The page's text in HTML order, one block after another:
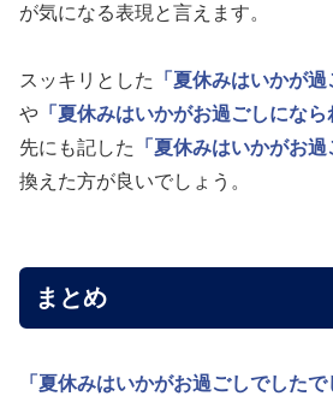
が気になる表現と言えます。
スッキリとした
「夏休みはいかが
や 「夏休みはいかがお過ごしになら
先にも記した
「夏休みはいかがお過
換えた方が良いでしょう。
まとめ
「夏休みはいかがお過ごしでしたで